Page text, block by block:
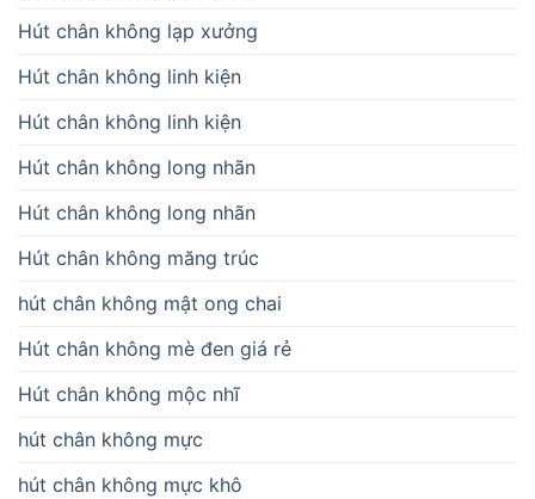
Hút chân không lạp xưởng
Hút chân không linh kiện
Hút chân không linh kiện
Hút chân không long nhãn
Hút chân không long nhãn
Hút chân không măng trúc
hút chân không mật ong chai
Hút chân không mè đen giá rẻ
Hút chân không mộc nhĩ
hút chân không mực
hút chân không mực khô